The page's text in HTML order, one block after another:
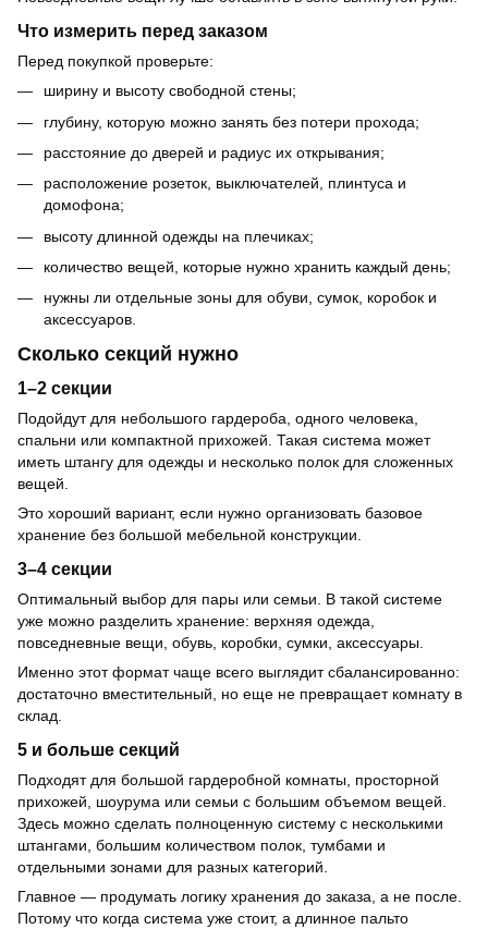
Что измерить перед заказом
Перед покупкой проверьте:
ширину и высоту свободной стены;
глубину, которую можно занять без потери прохода;
расстояние до дверей и радиус их открывания;
расположение розеток, выключателей, плинтуса и
домофона;
высоту длинной одежды на плечиках;
количество вещей, которые нужно хранить каждый день;
нужны ли отдельные зоны для обуви, сумок, коробок и
аксессуаров.
Сколько секций нужно
1–2 секции
Подойдут для небольшого гардероба, одного человека,
спальни или компактной прихожей. Такая система может
иметь штангу для одежды и несколько полок для сложенных
вещей.
Это хороший вариант, если нужно организовать базовое
хранение без большой мебельной конструкции.
3–4 секции
Оптимальный выбор для пары или семьи. В такой системе
уже можно разделить хранение: верхняя одежда,
повседневные вещи, обувь, коробки, сумки, аксессуары.
Именно этот формат чаще всего выглядит сбалансированно:
достаточно вместительный, но еще не превращает комнату в
склад.
5 и больше секций
Подходят для большой гардеробной комнаты, просторной
прихожей, шоурума или семьи с большим объемом вещей.
Здесь можно сделать полноценную систему с несколькими
штангами, большим количеством полок, тумбами и
отдельными зонами для разных категорий.
Главное — продумать логику хранения до заказа, а не после.
Потому что когда система уже стоит, а длинное пальто